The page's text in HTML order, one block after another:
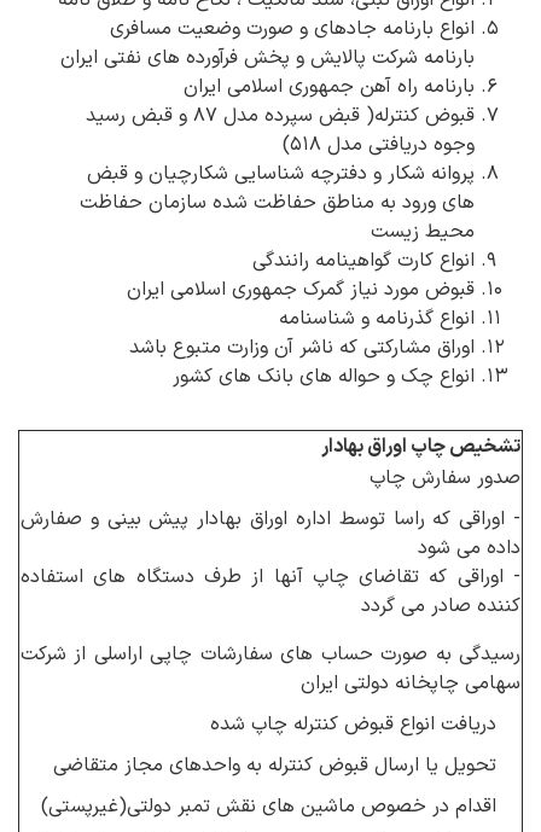
انواع بارنامه جادهای و صورت وضعیت مسافری
بارنامه شرکت پالایش و پخش فرآورده های نفتی ایران
بارنامه راه آهن جمهوری اسلامی ایران
قبوض کنترله( قبض سپرده مدل ۸۷ و قبض رسید
وجوه دریافتی مدل ۵۱۸)
پروانه شکار و دفترچه شناسایی شکارچیان و قبض
های ورود به مناطق حفاظت شده سازمان حفاظت
محیط زیست
انواع کارت گواهینامه رانندگی
قبوض مورد نیاز گمرک جمهوری اسلامی ایران
انواع گذرنامه و شناسنامه
اوراق مشارکتی که ناشر آن وزارت متبوع باشد
انواع چک و حواله های بانک های کشور
تشخیص چاپ اوراق بهادار
صدور سفارش چاپ
- اوراقی که راسا توسط اداره اوراق بهادار پیش بینی و صفارش
داده می شود
- اوراقی که تقاضای چاپ آنها از طرف دستگاه های استفاده
کننده صادر می گردد
رسیدگی به صورت حساب های سفارشات چاپی اراسلی از شرکت
سهامی چاپخانه دولتی ایران
دریافت انواع قبوض کنترله چاپ شده
تحویل یا ارسال قبوض کنترله به واحدهای مجاز متقاضی
اقدام در خصوص ماشین های نقش تمبر دولتی(غیرپستی)